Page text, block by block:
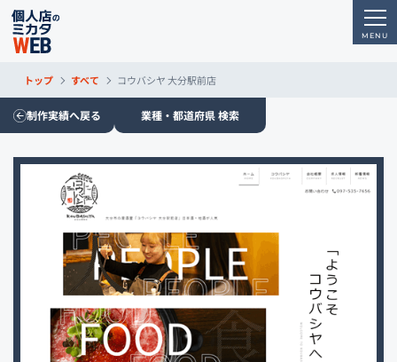
トップ すべて コウバシヤ 大分駅前店
制作実績へ戻る 業種・都道府県 検索